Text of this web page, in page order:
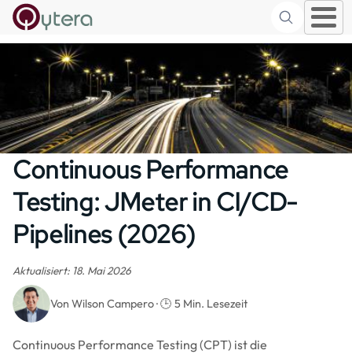
Skip to main content Suche
Continuous Performance
Testing: JMeter in CI/CD-
Pipelines (2026)
Aktualisiert: 18. Mai 2026
Von Wilson Campero · 🕒 5 Min. Lesezeit
Continuous Performance Testing (CPT) ist die